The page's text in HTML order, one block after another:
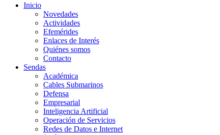
Inicio
Novedades
Actividades
Efemérides
Enlaces de Interés
Quiénes somos
Contacto
Sendas
Académica
Cables Submarinos
Defensa
Empresarial
Inteligencia Artificial
Operación de Servicios
Redes de Datos e Internet